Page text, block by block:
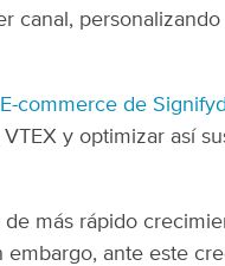
canal, personalizando
commerce de Signifyd
y optimizar así
más rápido
embargo, ante este